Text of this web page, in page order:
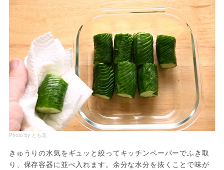
Photo by とも花
きゅうりの水気をギュッと絞ってキッチンペーパーでふき取
り、保存容器に並べ入れます。余分な水分を抜くことで味が